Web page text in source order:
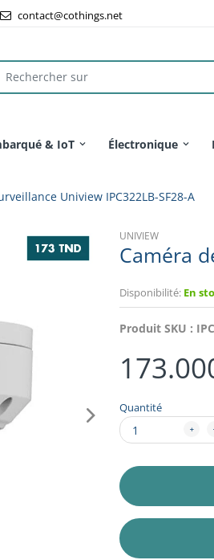
contact@cothings.net
& IoT Électronique
Uniview IPC322LB-SF28-A
UNIVIEW
Caméra
Disponibilité: En
Produit SKU :
Quantité